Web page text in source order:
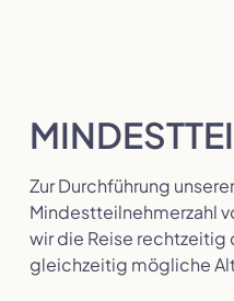
Zur Durchführung
Mindestteilnehmerzahl
wir die Reise rechtzeitig
gleichzeitig mögliche